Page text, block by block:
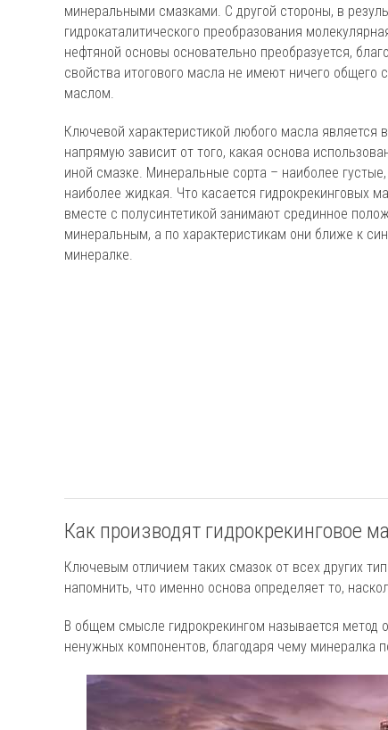
минеральными смазками. С другой стороны, в
гидрокаталитического преобразования
нефтяной основы основательно преобразуется,
свойства итогового масла не имеют ничего общего
маслом.
Ключевой характеристикой любого масла является
напрямую зависит от того, какая основа
иной смазке. Минеральные сорта – наиболее
наиболее жидкая. Что касается гидрокрекинговых
вместе с полусинтетикой занимают срединное
минеральным, а по характеристикам они ближе к
минералке.
Как производят гидрокрекинговое
Ключевым отличием таких смазок от всех других
напомнить, что именно основа определяет то,
В общем смысле гидрокрекингом называется метод
ненужных компонентов, благодаря чему минералка